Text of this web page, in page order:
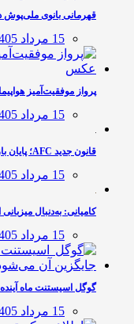
قهرمانی بانوی ملی‌پوش
15 مرداد 1405
پرواز موفقیت‌آمیز
15 مرداد 1405
قانون جدید AFC؛ پایان بازیکن قرضی در…
15 مرداد 1405
کامیانی: به‌دنبال
15 مرداد 1405
گوگل اسیستنت ماه
15 مرداد 1405